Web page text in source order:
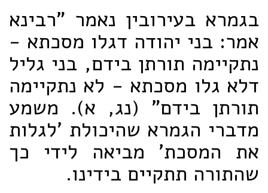
בגמרא בעירובין נאמר "רבינא
אמר: בני יהודה דגלו מסכתא -
נתקיימה תורתן בידם, בני גליל
דלא גלו מסכתא - לא נתקיימה
תורתן בידם" (נג, א). משמע
מדברי הגמרא שהיכולת 'לגלות
את המסכת' מביאה לידי כך
שהתורה תתקיים בידינו.